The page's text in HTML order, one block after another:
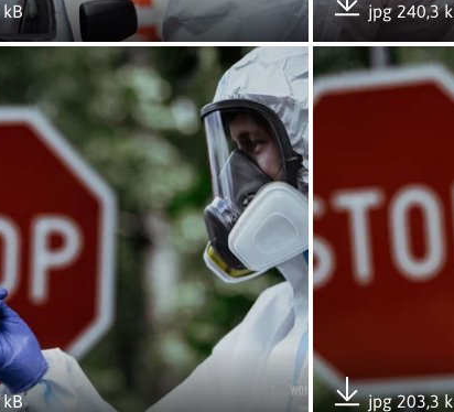
jpg 240,3
Pobierz
Punkt pobierania wymazów w GnieźnieOtwórz
jpg 203,3